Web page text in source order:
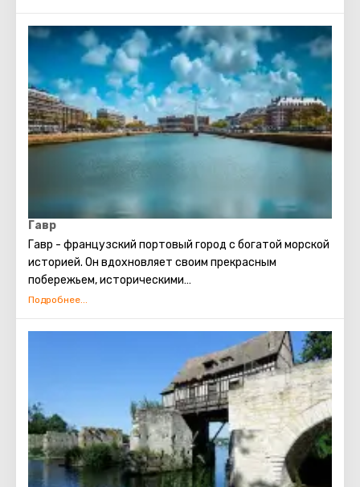
Гавр
Гавр - французский портовый город с богатой морской
историей. Он вдохновляет своим прекрасным
побережьем, историческими
достопримечательностями и живописными видами.